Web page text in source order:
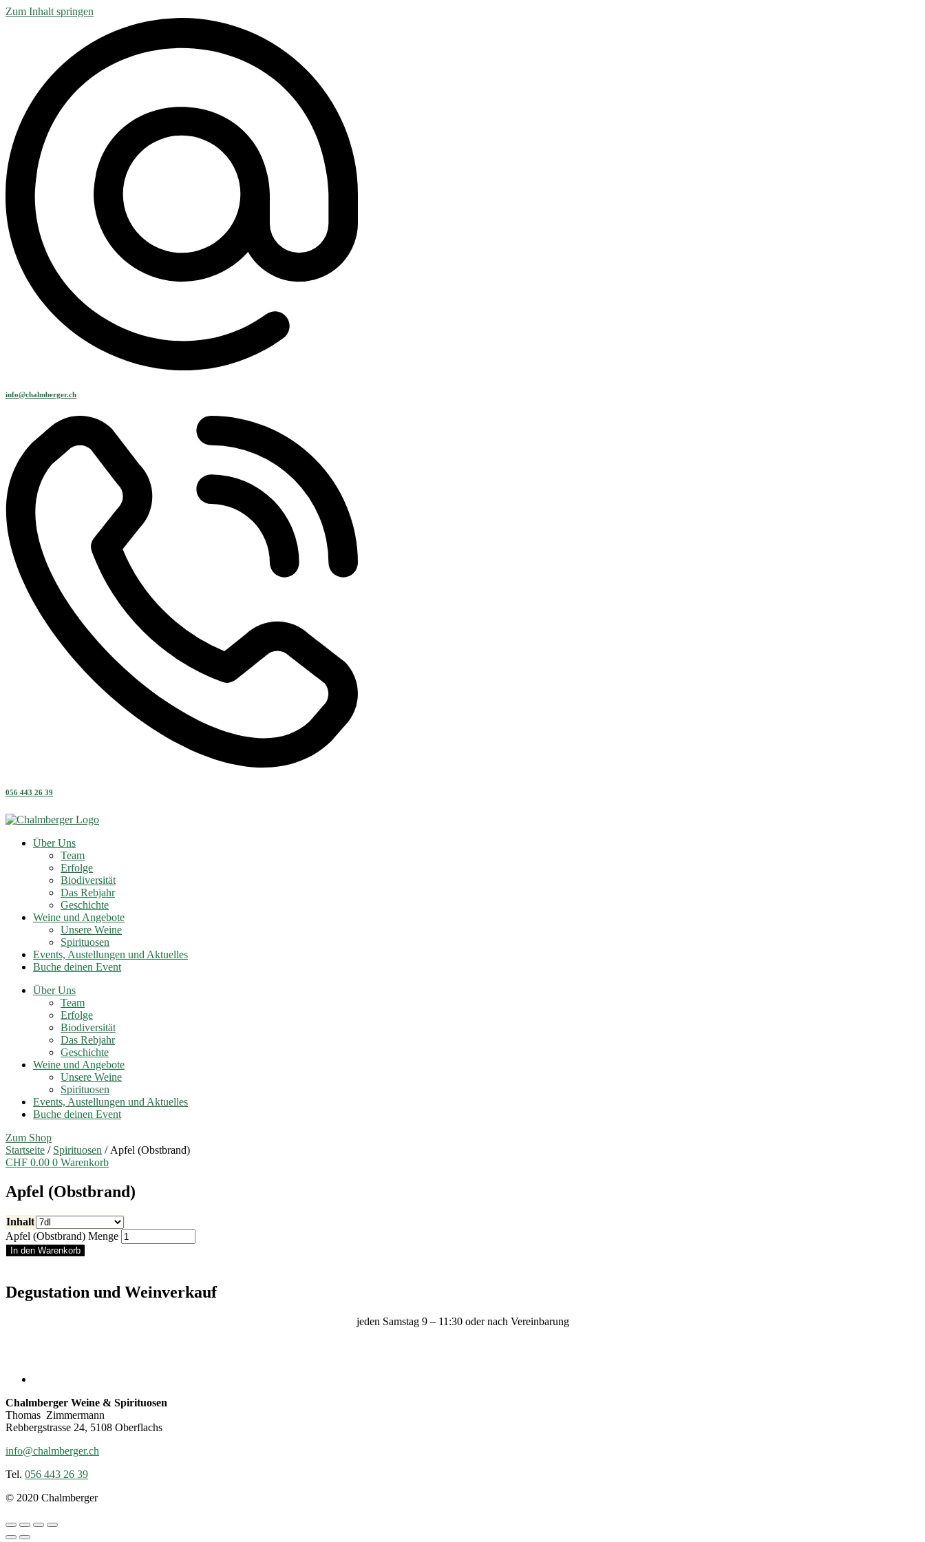
Zum Inhalt springen
info@chalmberger.ch
056 443 26 39
Über Uns
Team
Erfolge
Biodiversität
Das Rebjahr
Geschichte
Weine und Angebote
Unsere Weine
Spirituosen
Events, Austellungen und Aktuelles
Buche deinen Event
Über Uns
Team
Erfolge
Biodiversität
Das Rebjahr
Geschichte
Weine und Angebote
Unsere Weine
Spirituosen
Events, Austellungen und Aktuelles
Buche deinen Event
Zum Shop
Startseite / Spirituosen / Apfel (Obstbrand)
CHF 0.00 0 Warenkorb
Apfel (Obstbrand)
Inhalt
Apfel (Obstbrand) Menge
In den Warenkorb
Degustation und Weinverkauf
jeden Samstag 9 – 11:30 oder nach Vereinbarung
Chalmberger Weine & Spirituosen
Thomas Zimmermann
Rebbergstrasse 24, 5108 Oberflachs
info@chalmberger.ch
Tel. 056 443 26 39
© 2020 Chalmberger